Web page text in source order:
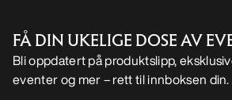
FÅ DIN UKELIGE DOSE AV
Bli oppdatert på produktslipp,
eventer og mer – rett til innboksen din.